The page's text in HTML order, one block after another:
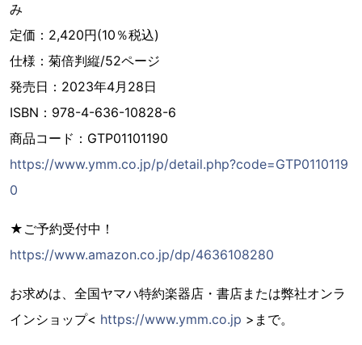
み
定価：2,420円(10％税込)
仕様：菊倍判縦/52ページ
発売日：2023年4月28日
ISBN：978-4-636-10828-6
商品コード：GTP01101190
https://www.ymm.co.jp/p/detail.php?code=GTP0110119
0
★ご予約受付中！
https://www.amazon.co.jp/dp/4636108280
お求めは、全国ヤマハ特約楽器店・書店または弊社オンラ
インショップ< https://www.ymm.co.jp >まで。